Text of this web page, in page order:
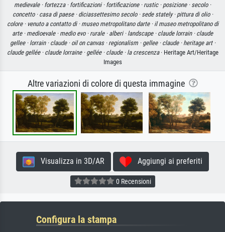
medievale · fortezza · fortificazioni · fortificazione · rustic · posizione · secolo ·
concetto · casa di paese · diciassettesimo secolo · sede stately · pittura di olio ·
colore · venuto a contatto di · museo metropolitano darte · il museo metropolitano di
arte · medioevale · medio evo · rurale · alberi · landscape · claude lorrain · claude
gellee · lorrain · claude · oil on canvas · regionalism · gellee · claude · heritage art ·
claude gellée · claude lorraine · gellée · claude · la crescenza· Heritage Art/Heritage
Images
Altre variazioni di colore di questa immagine
Visualizza in 3D/AR Aggiungi ai preferiti
0 Recensioni
Configura la stampa